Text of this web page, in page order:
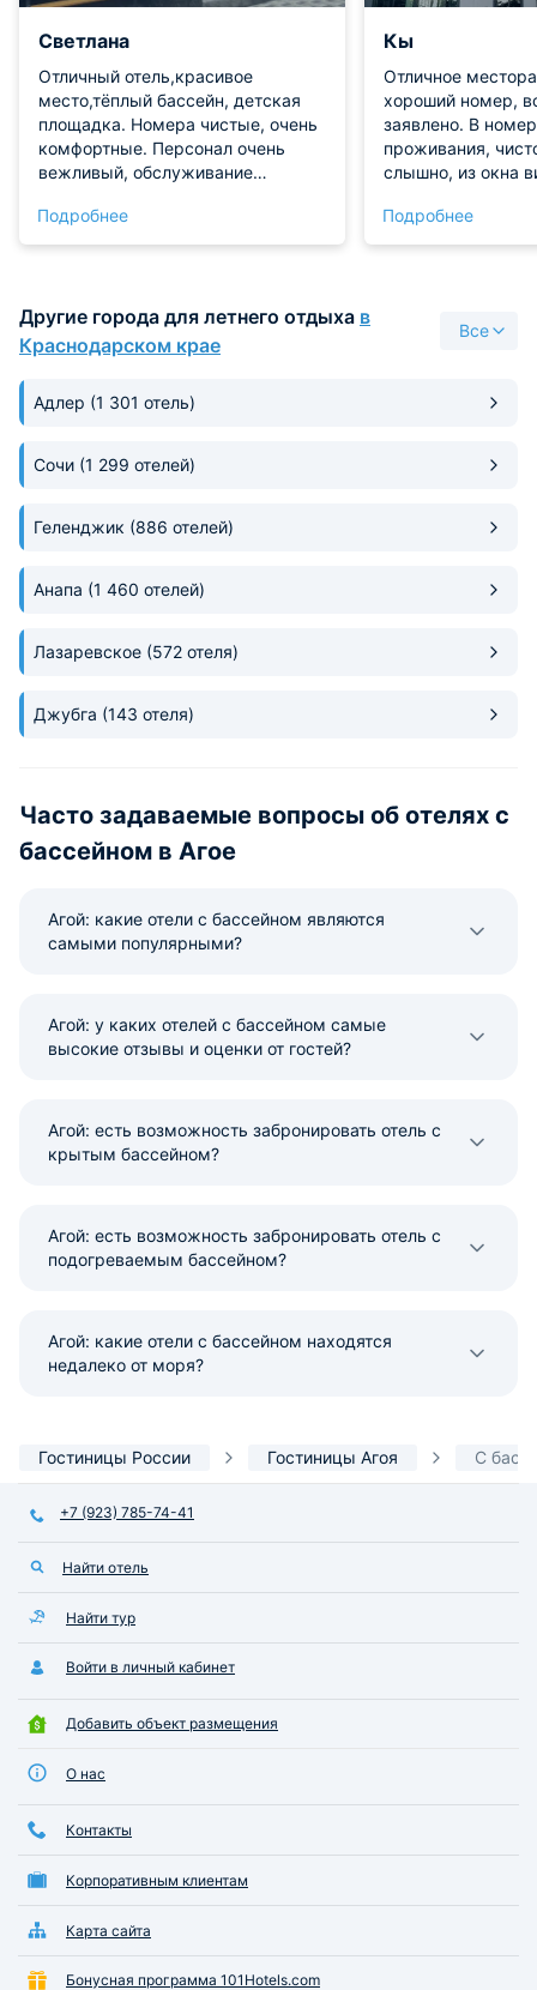
Светлана
Отличный отель,красивое
место,тёплый бассейн, детская
площадка. Номера чистые, очень
комфортные. Персонал очень
вежливый, обслуживание
Подробнее
Кы
Отличное
хороший номер,
заявлено. В
проживания,
слышно, из окна
столовая,
Пляж рядом,
Подробнее
Другие города для летнего отдыха в
Краснодарском крае
Все
Адлер (1 301 отель)
Сочи (1 299 отелей)
Геленджик (886 отелей)
Анапа (1 460 отелей)
Лазаревское (572 отеля)
Джубга (143 отеля)
Часто задаваемые вопросы об отелях с
бассейном в Агое
Агой: какие отели с бассейном являются
самыми популярными?
Агой: у каких отелей с бассейном самые
высокие отзывы и оценки от гостей?
Агой: есть возможность забронировать отель с
крытым бассейном?
Агой: есть возможность забронировать отель с
подогреваемым бассейном?
Агой: какие отели с бассейном находятся
недалеко от моря?
Гостиницы России Гостиницы Агоя С
+7 (923) 785-74-41
Найти отель
Найти тур
Войти в личный кабинет
Добавить объект размещения
О нас
Контакты
Корпоративным клиентам
Карта сайта
Бонусная программа 101Hotels.com